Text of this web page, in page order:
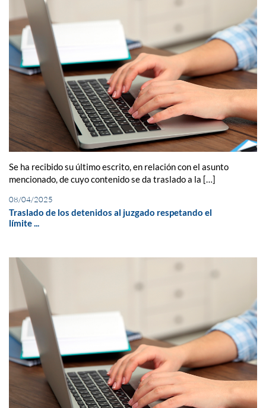
Se ha recibido su último escrito, en relación con el asunto
mencionado, de cuyo contenido se da traslado a la […]
08/04/2025
Traslado de los detenidos al juzgado respetando el
límite ...